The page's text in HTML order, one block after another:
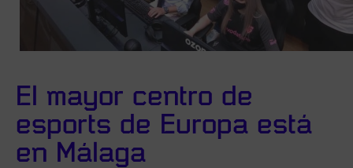
El mayor centro de
esports de Europa está
en Málaga